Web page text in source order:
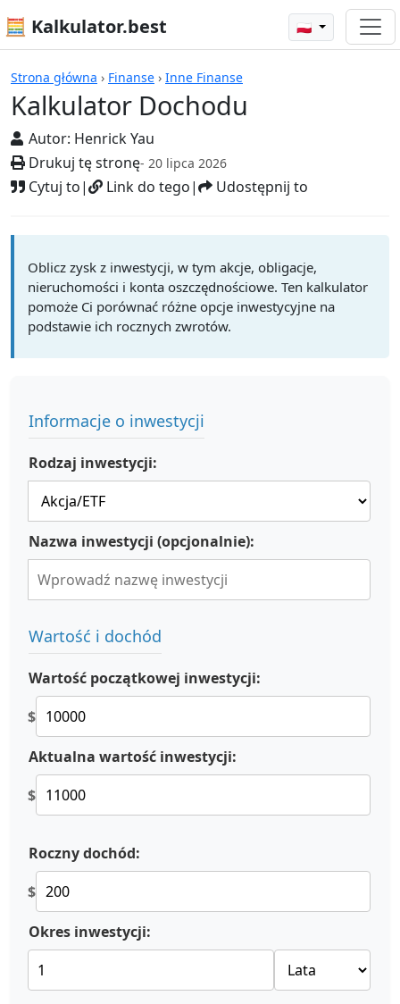
🧮 Kalkulator.best 🇵🇱
Strona główna › Finanse › Inne Finanse
Kalkulator Dochodu
Autor: Henrick Yau
Drukuj tę stronę- 20 lipca 2026
Cytuj to| Link do tego| Udostępnij to
Kalkulatory
Oblicz zysk z inwestycji, w tym akcje, obligacje,
nieruchomości i konta oszczędnościowe. Ten kalkulator
pomoże Ci porównać różne opcje inwestycyjne na
podstawie ich rocznych zwrotów.
Informacje o inwestycji
Rodzaj inwestycji:
Nazwa inwestycji (opcjonalnie):
Wartość i dochód
Wartość początkowej inwestycji:
$
Aktualna wartość inwestycji:
$
Roczny dochód:
$
Okres inwestycji: